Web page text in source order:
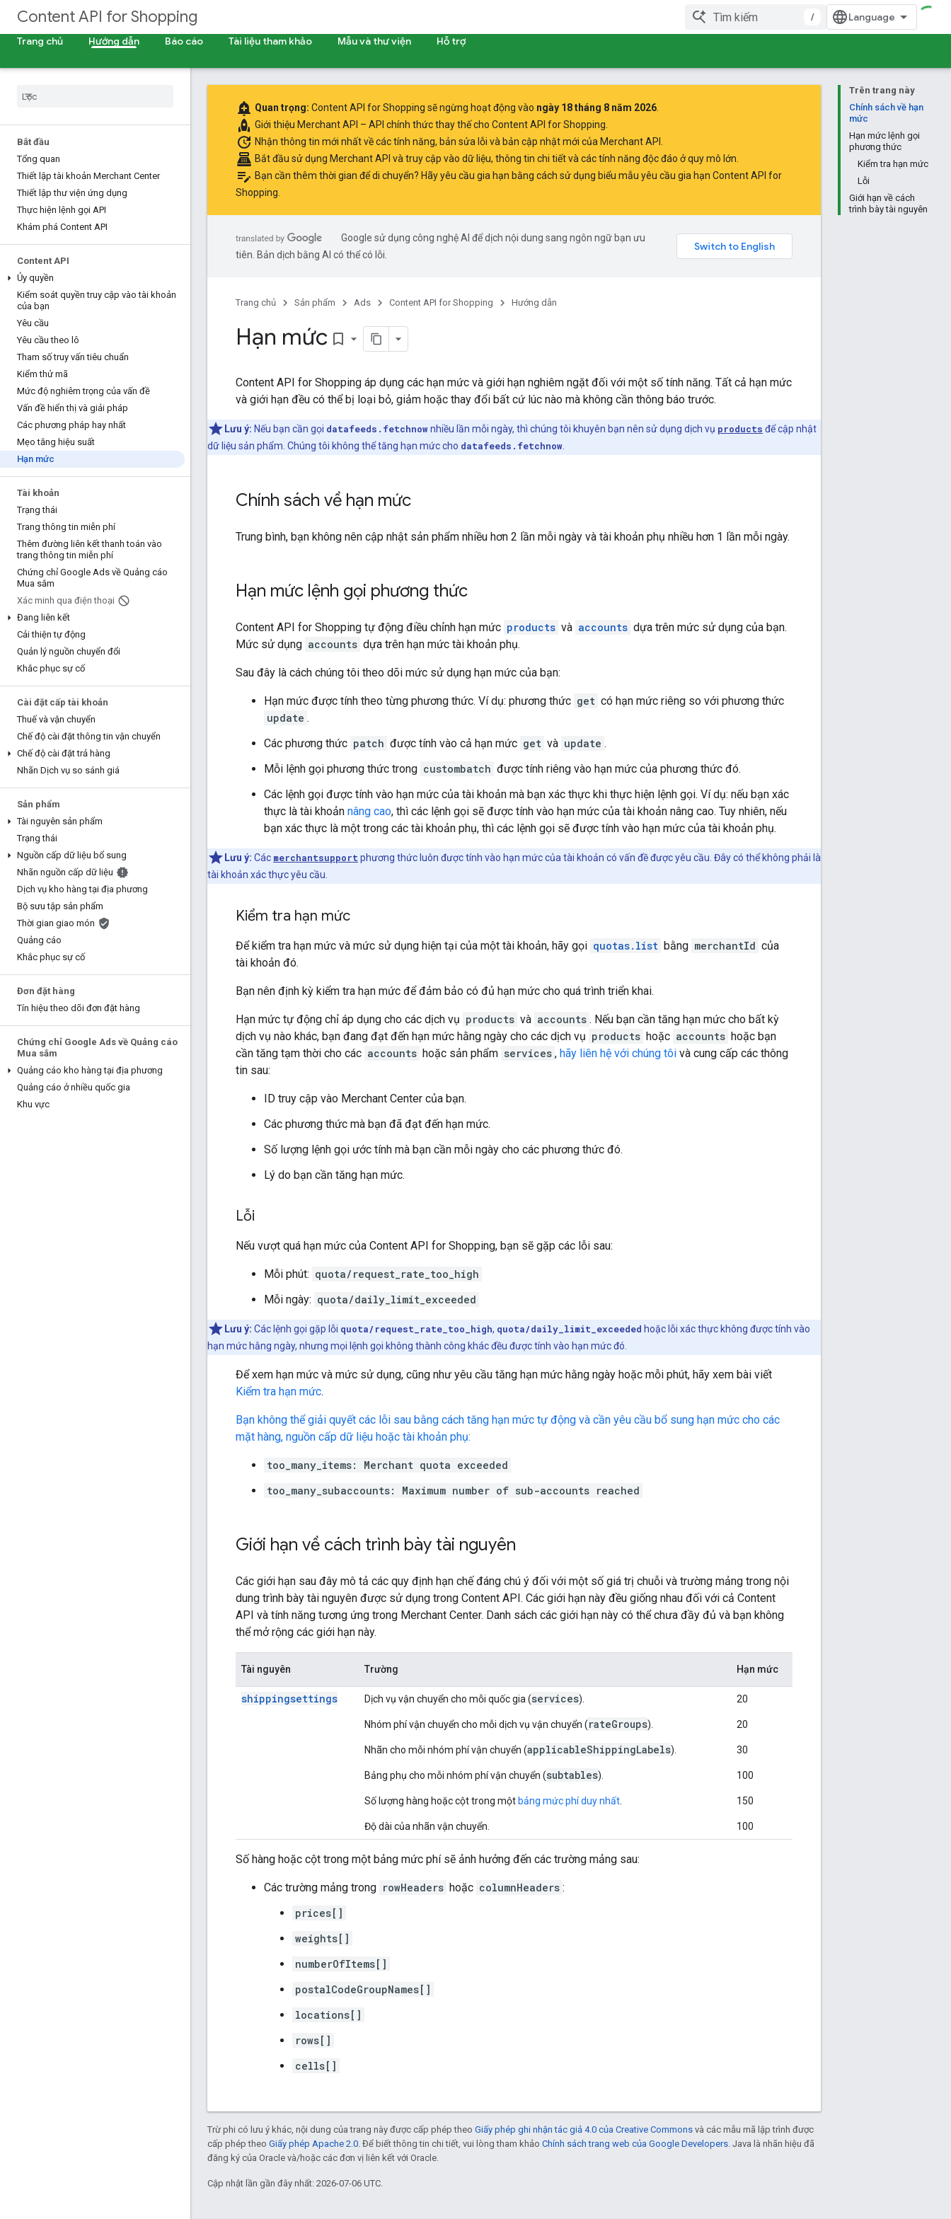
Content API for Shopping
/
Trang chủ
Hướng dẫn Báo cáo Tài liệu tham khảo Mẫu và thư viện Hỗ trợ
Bắt đầu
Tổng quan
Thiết lập tài khoản Merchant Center
Thiết lập thư viện ứng dụng
Thực hiện lệnh gọi API
Khám phá Content API
Content API
Ủy quyền
Kiểm soát quyền truy cập vào tài khoản
của bạn
Yêu cầu
Yêu cầu theo lô
Tham số truy vấn tiêu chuẩn
Kiểm thử mã
Mức độ nghiêm trọng của vấn đề
Vấn đề hiển thị và giải pháp
Các phương pháp hay nhất
Mẹo tăng hiệu suất
Hạn mức
Tài khoản
Trạng thái
Trang thông tin miễn phí
Thêm đường liên kết thanh toán vào
trang thông tin miễn phí
Chứng chỉ Google Ads về Quảng cáo
Mua sắm
Xác minh qua điện thoại
Đang liên kết
Cải thiện tự động
Quản lý nguồn chuyển đổi
Khắc phục sự cố
Cài đặt cấp tài khoản
Thuế và vận chuyển
Chế độ cài đặt thông tin vận chuyển
Chế độ cài đặt trả hàng
Nhãn Dịch vụ so sánh giá
Sản phẩm
Tài nguyên sản phẩm
Trạng thái
Nguồn cấp dữ liệu bổ sung
Nhãn nguồn cấp dữ liệu
Dịch vụ kho hàng tại địa phương
Bộ sưu tập sản phẩm
Thời gian giao món
Quảng cáo
Khắc phục sự cố
Đơn đặt hàng
Tín hiệu theo dõi đơn đặt hàng
Chứng chỉ Google Ads về Quảng cáo
Mua sắm
Quảng cáo kho hàng tại địa phương
Quảng cáo ở nhiều quốc gia
Khu vực
Trên trang này
Chính sách về hạn
mức
Hạn mức lệnh gọi
phương thức
Kiểm tra hạn mức
Lỗi
Giới hạn về cách
trình bày tài nguyên
add_alert Quan trọng: Content API for Shopping sẽ ngừng hoạt động vào ngày 18 tháng 8 năm 2026
rocket Giới thiệu Merchant API – API chính thức thay thế cho Content API for Shopping.
update Nhận thông tin mới nhấtvề các tính năng, bản sửa lỗi và bản cập nhật mới của Merchant API.
point_of_sale Bắt đầu sử dụng Merchant API và truy cập vào dữ liệu, thông tin chi tiết và các tính năng độc đáo ở quy mô lớn.
edit_note Bạn cần thêm thời gian để di chuyển? Hãy yêu cầu gia hạn bằng cách sử dụng biểu mẫu yêu cầu gia hạn Content API for
Shopping
Google sử dụng công nghệ AI để dịch nội dung sang ngôn ngữ bạn ưu
tiên. Bản dịch bằng AI có thể có lỗi.
Trang chủ Sản phẩm Ads Content API for Shopping Hướng dẫn
Hạn mức bookmark_border
Content API for Shopping áp dụng các hạn mức và giới hạn nghiêm ngặt đối với một số tính năng. Tất cả hạn mức
và giới hạn đều có thể bị loại bỏ, giảm hoặc thay đổi bất cứ lúc nào mà không cần thông báo trước.
Lưu ý: Nếu bạn cần gọi datafeeds.fetchnownhiều lần mỗi ngày, thì chúng tôi khuyên bạn nên sử dụng dịch vụ products để cập nhật
dữ liệu sản phẩm. Chúng tôi không thể tăng hạn mức cho datafeeds.fetchnow
Chính sách về hạn mức
Trung bình, bạn không nên cập nhật sản phẩm nhiều hơn 2 lần mỗi ngày và tài khoản phụ nhiều hơn 1 lần mỗi ngày.
Hạn mức lệnh gọi phương thức
Content API for Shopping tự động điều chỉnh hạn mức products và accounts dựa trên mức sử dụng của bạn.
Mức sử dụng accounts dựa trên hạn mức tài khoản phụ.
Sau đây là cách chúng tôi theo dõi mức sử dụng hạn mức của bạn:
Hạn mức được tính theo từng phương thức. Ví dụ: phương thức get có hạn mức riêng so với phương thức
update .
Các phương thức patch được tính vào cả hạn mức get và update .
Mỗi lệnh gọi phương thức trong custombatch được tính riêng vào hạn mức của phương thức đó.
Các lệnh gọi được tính vào hạn mức của tài khoản mà bạn xác thực khi thực hiện lệnh gọi. Ví dụ: nếu bạn xác
thực là tài khoản nâng cao, thì các lệnh gọi sẽ được tính vào hạn mức của tài khoản nâng cao. Tuy nhiên, nếu
bạn xác thực là một trong các tài khoản phụ, thì các lệnh gọi sẽ được tính vào hạn mức của tài khoản phụ.
Lưu ý: Các merchantsupport phương thức luôn được tính vào hạn mức của tài khoản có vấn đề được yêu cầu. Đây có thể không phải là
tài khoản xác thực yêu cầu.
Kiểm tra hạn mức
Để kiểm tra hạn mức và mức sử dụng hiện tại của một tài khoản, hãy gọi quotas.list bằng merchantId của
tài khoản đó.
Bạn nên định kỳ kiểm tra hạn mức để đảm bảo có đủ hạn mức cho quá trình triển khai.
Hạn mức tự động chỉ áp dụng cho các dịch vụ products và accounts . Nếu bạn cần tăng hạn mức cho bất kỳ
dịch vụ nào khác, bạn đang đạt đến hạn mức hằng ngày cho các dịch vụ products hoặc accounts hoặc bạn
cần tăng tạm thời cho các accounts hoặc sản phẩm services , hãy liên hệ với chúng tôi và cung cấp các thông
tin sau:
ID truy cập vào Merchant Center của bạn.
Các phương thức mà bạn đã đạt đến hạn mức.
Số lượng lệnh gọi ước tính mà bạn cần mỗi ngày cho các phương thức đó.
Lý do bạn cần tăng hạn mức.
Lỗi
Nếu vượt quá hạn mức của Content API for Shopping, bạn sẽ gặp các lỗi sau:
Mỗi phút: quota/request_rate_too_high
Mỗi ngày: quota/daily_limit_exceeded
Lưu ý: Các lệnh gọi gặp lỗi quota/request_rate_too_high, quota/daily_limit_exceeded hoặc lỗi xác thực không được tính vào
hạn mức hằng ngày, nhưng mọi lệnh gọi không thành công khác đều được tính vào hạn mức đó.
Để xem hạn mức và mức sử dụng, cũng như yêu cầu tăng hạn mức hằng ngày hoặc mỗi phút, hãy xem bài viết
Kiểm tra hạn mức.
Bạn không thể giải quyết các lỗi sau bằng cách tăng hạn mức tự động và cần yêu cầu bổ sung hạn mức cho các
mặt hàng, nguồn cấp dữ liệu hoặc tài khoản phụ:
too_many_items: Merchant quota exceeded
too_many_subaccounts: Maximum number of sub-accounts reached
Giới hạn về cách trình bày tài nguyên
Các giới hạn sau đây mô tả các quy định hạn chế đáng chú ý đối với một số giá trị chuỗi và trường mảng trong nội
dung trình bày tài nguyên được sử dụng trong Content API. Các giới hạn này đều giống nhau đối với cả Content
API và tính năng tương ứng trong Merchant Center. Danh sách các giới hạn này có thể chưa đầy đủ và bạn không
thể mở rộng các giới hạn này.
Tài nguyên Trường Hạn mức
shippingsettings Dịch vụ vận chuyển cho mỗi quốc gia (services).
Nhóm phí vận chuyển cho mỗi dịch vụ vận chuyển (rateGroups).
Nhãn cho mỗi nhóm phí vận chuyển (applicableShippingLabels).
Bảng phụ cho mỗi nhóm phí vận chuyển (subtables).
Số lượng hàng hoặc cột trong một bảng mức phí duy nhất
Độ dài của nhãn vận chuyển.
20
20
30
100
150
100
Số hàng hoặc cột trong một bảng mức phí sẽ ảnh hưởng đến các trường mảng sau:
Các trường mảng trong rowHeaders hoặc columnHeaders :
prices[]
weights[]
numberOfItems[]
postalCodeGroupNames[]
locations[]
rows[]
cells[]
Trừ phi có lưu ý khác, nội dung của trang này được cấp phép theo Giấy phép ghi nhận tác giả 4.0 của Creative Commons và các mẫu mã lập trình được
cấp phép theo Giấy phép Apache 2.0 . Để biết thông tin chi tiết, vui lòng tham khảo Chính sách trang web của Google Developers . Java là nhãn hiệu đã
đăng ký của Oracle và/hoặc các đơn vị liên kết với Oracle.
Cập nhật lần gần đây nhất: 2026-07-06 UTC.